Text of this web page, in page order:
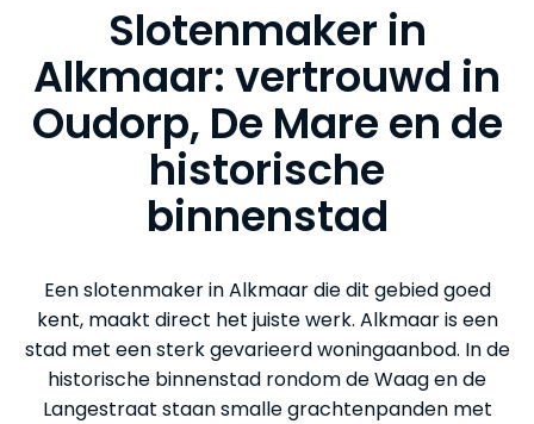
Slotenmaker in
Alkmaar: vertrouwd in
Oudorp, De Mare en de
historische
binnenstad
Een slotenmaker in Alkmaar die dit gebied goed
kent, maakt direct het juiste werk. Alkmaar is een
stad met een sterk gevarieerd woningaanbod. In de
historische binnenstad rondom de Waag en de
Langestraat staan smalle grachtenpanden met